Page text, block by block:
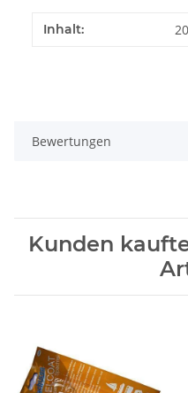
Inhalt:
Bewertungen
Kunden